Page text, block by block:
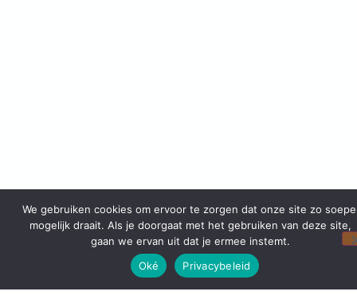
We gebruiken cookies om ervoor te zorgen dat onze site zo
mogelijk draait. Als je doorgaat met het gebruiken van deze site,
gaan we ervan uit dat je ermee instemt.
Oké
Privacybeleid